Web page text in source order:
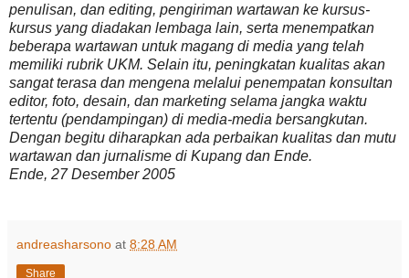
penulisan, dan editing, pengiriman wartawan ke kursus-
kursus yang diadakan lembaga lain, serta menempatkan
beberapa wartawan untuk magang di media yang telah
memiliki rubrik UKM. Selain itu, peningkatan kualitas akan
sangat terasa dan mengena melalui penempatan konsultan
editor, foto, desain, dan marketing selama jangka waktu
tertentu (pendampingan) di media-media bersangkutan.
Dengan begitu diharapkan ada perbaikan kualitas dan mutu
wartawan dan jurnalisme di Kupang dan Ende.
Ende, 27 Desember 2005
andreasharsono at 8:28 AM
Share